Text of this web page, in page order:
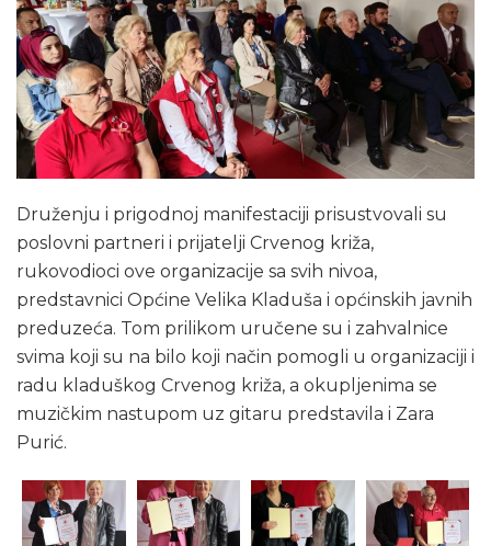
Druženju i prigodnoj manifestaciji prisustvovali su
poslovni partneri i prijatelji Crvenog križa,
rukovodioci ove organizacije sa svih nivoa,
predstavnici Općine Velika Kladuša i općinskih javnih
preduzeća. Tom prilikom uručene su i zahvalnice
svima koji su na bilo koji način pomogli u organizaciji i
radu kladuškog Crvenog križa, a okupljenima se
muzičkim nastupom uz gitaru predstavila i Zara
Purić.